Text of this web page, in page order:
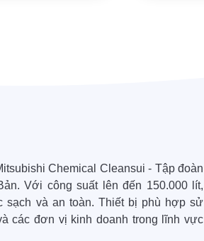
Chemical Cleansui - Tập đoàn
Với công suất lên đến 150.000 lít,
sạch và an toàn. Thiết bị phù hợp sử
các đơn vị kinh doanh trong lĩnh vực